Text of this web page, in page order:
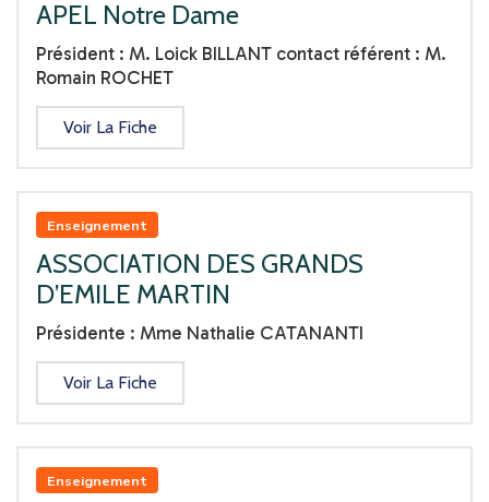
APEL Notre Dame
Président : M. Loick BILLANT contact référent : M.
Romain ROCHET
Voir La Fiche
Enseignement
ASSOCIATION DES GRANDS
D’EMILE MARTIN
Présidente : Mme Nathalie CATANANTI
Voir La Fiche
Enseignement
Jeunesse - Éducation populaire
Liens de camaraderie
Nature - Environnement
Protection des animaux
Sauvegarde du Patrimoine
Sécurité
Social
Sport